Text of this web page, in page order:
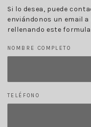
Si lo desea, puede
enviándonos un email a
rellenando este
NOMBRE COMPLETO
TELÉFONO